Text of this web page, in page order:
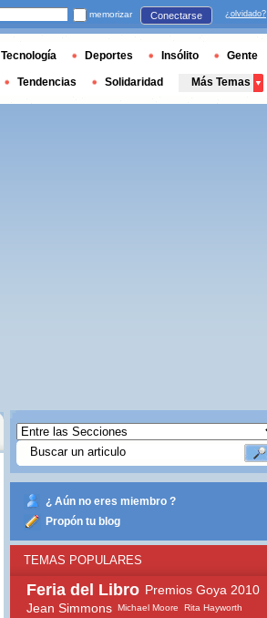
¿ Aún no eres miembro ?
Propón tu blog
TEMAS POPULARES
Feria del Libro Premios Goya 2010
Jean Simmons Michael Moore Rita Hayworth
memorizar Conectarse ¿olvidado?
Tecnología Deportes Insólito Gente
Tendencias Solidaridad Más Temas